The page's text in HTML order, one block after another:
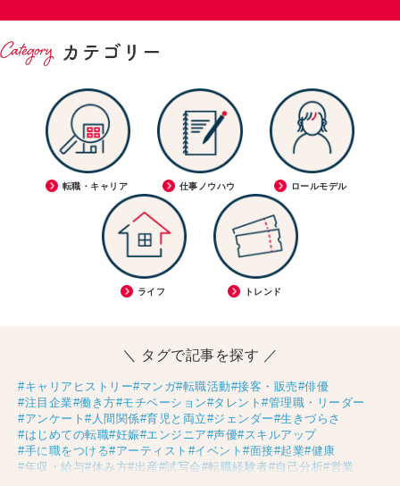
転職・キャリア 仕事ノウハウ ロールモデル
ライフ トレンド
＼ タグで記事を探す ／
#キャリアヒストリー#マンガ#転職活動#接客・販売#俳優
#注目企業#働き方#モチベーション#タレント #管理職・リーダー
#アンケート #人間関係#育児と両立#ジェンダー#生きづらさ
#はじめての転職#妊娠#エンジニア#声優#スキルアップ
#手に職をつける#アーティスト #イベント #面接#起業#健康
#年収・給与#休み方#出産#試写会#転職経験者#自己分析#営業